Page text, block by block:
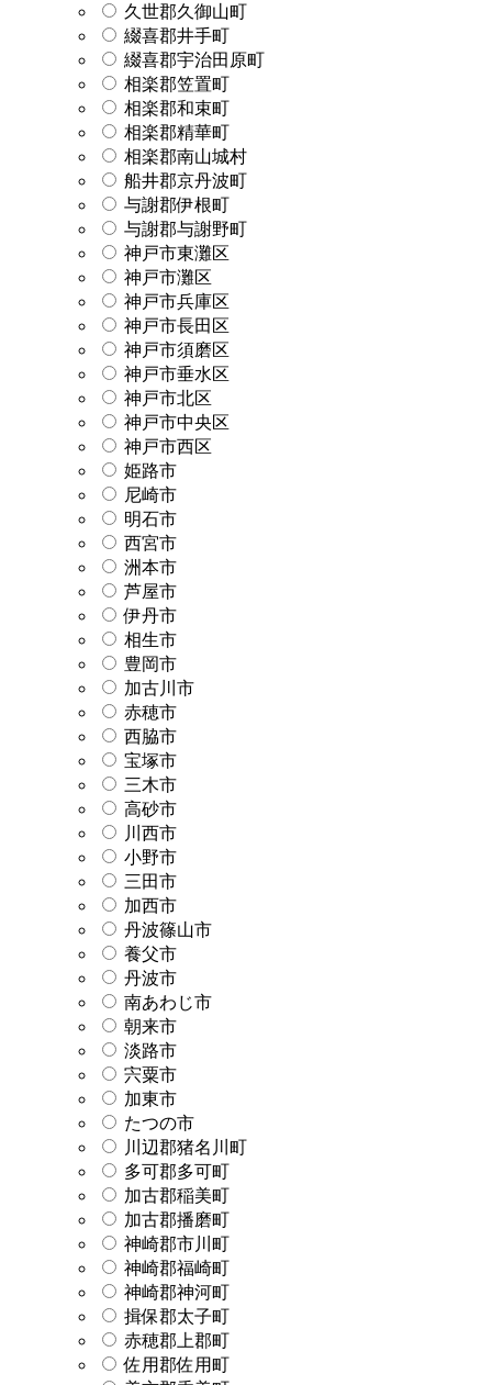
久世郡久御山町
綴喜郡井手町
綴喜郡宇治田原町
相楽郡笠置町
相楽郡和束町
相楽郡精華町
相楽郡南山城村
船井郡京丹波町
与謝郡伊根町
与謝郡与謝野町
神戸市東灘区
神戸市灘区
神戸市兵庫区
神戸市長田区
神戸市須磨区
神戸市垂水区
神戸市北区
神戸市中央区
神戸市西区
姫路市
尼崎市
明石市
西宮市
洲本市
芦屋市
伊丹市
相生市
豊岡市
加古川市
赤穂市
西脇市
宝塚市
三木市
高砂市
川西市
小野市
三田市
加西市
丹波篠山市
養父市
丹波市
南あわじ市
朝来市
淡路市
宍粟市
加東市
たつの市
川辺郡猪名川町
多可郡多可町
加古郡稲美町
加古郡播磨町
神崎郡市川町
神崎郡福崎町
神崎郡神河町
揖保郡太子町
赤穂郡上郡町
佐用郡佐用町